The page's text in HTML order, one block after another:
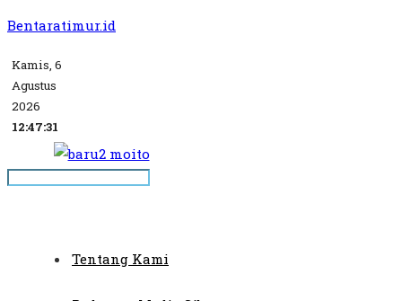
Bentaratimur.id
Kamis, 6
Agustus
2026
12:47:31
Tentang Kami